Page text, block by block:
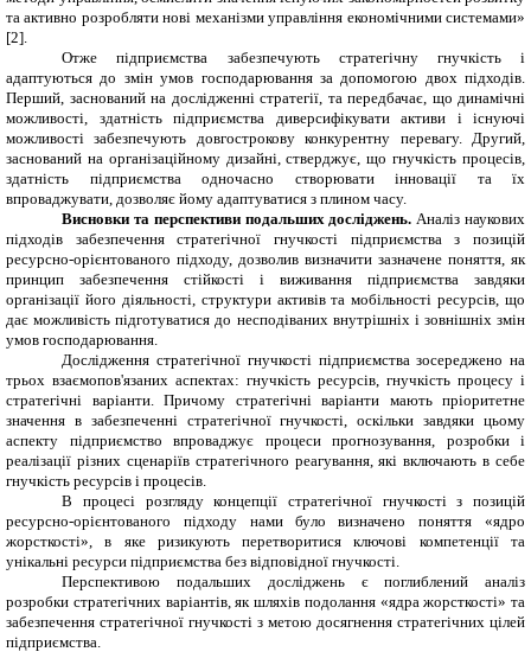
та активно розробляти нові механізми управління економічними системами»
[2].
Отже підприємства забезпечують стратегічну гнучкість і
адаптуються до змін умов господарювання за допомогою двох підходів.
Перший, заснований на дослідженні стратегії, та передбачає, що динамічні
можливості, здатність підприємства диверсифікувати активи і існуючі
можливості забезпечують довгострокову конкурентну перевагу. Другий,
заснований на організаційному дизайні, стверджує, що гнучкість процесів,
здатність підприємства одночасно створювати інновації та їх
впроваджувати, дозволяє йому адаптуватися з плином часу.
Висновки та перспективи подальших досліджень. Аналіз наукових
підходів забезпечення стратегічної гнучкості підприємства з позицій
ресурсно-орієнтованого підходу, дозволив визначити зазначене поняття, як
принцип забезпечення стійкості і виживання підприємства завдяки
організації його діяльності, структури активів та мобільності ресурсів, що
дає можливість підготуватися до несподіваних внутрішніх і зовнішніх змін
умов господарювання.
Дослідження стратегічної гнучкості підприємства зосереджено на
трьох взаємопов'язаних аспектах: гнучкість ресурсів, гнучкість процесу і
стратегічні варіанти. Причому стратегічні варіанти мають пріоритетне
значення в забезпеченні стратегічної гнучкості, оскільки завдяки цьому
аспекту підприємство впроваджує процеси прогнозування, розробки і
реалізації різних сценаріїв стратегічного реагування, які включають в себе
гнучкість ресурсів і процесів.
В процесі розгляду концепції стратегічної гнучкості з позицій
ресурсно-орієнтованого підходу нами було визначено поняття «ядро
жорсткості», в яке ризикують перетворитися ключові компетенції та
унікальні ресурси підприємства без відповідної гнучкості.
Перспективою подальших досліджень є поглиблений аналіз
розробки стратегічних варіантів, як шляхів подолання «ядра жорсткості» та
забезпечення стратегічної гнучкості з метою досягнення стратегічних цілей
підприємства.